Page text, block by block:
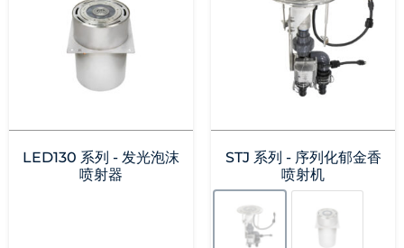
LED130 系列 - 发光泡沫
喷射器
STJ 系列 - 序列化郁金香
喷射机